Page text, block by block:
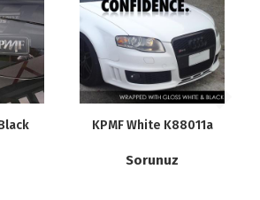
KPMF White K88011a
Sorunuz